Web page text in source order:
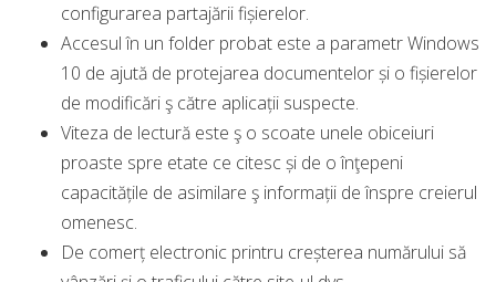
configurarea partajării fișierelor.
Accesul în un folder probat este a parametr Windows
10 de ajută de protejarea documentelor și o fișierelor
de modificări ş către aplicații suspecte.
Viteza de lectură este ş o scoate unele obiceiuri
proaste spre etate ce citesc și de o înţepeni
capacitățile de asimilare ş informații de înspre creierul
omenesc.
De comerț electronic printru creșterea numărului să